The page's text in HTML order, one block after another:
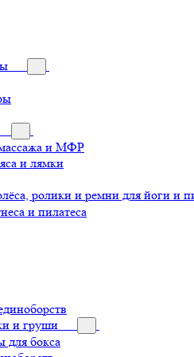
и МФР
и лямки
ролики и ремни для йоги и
и пилатеса
и груши
для бокса